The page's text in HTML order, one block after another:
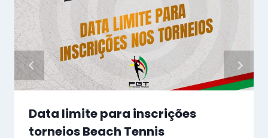
Data limite para inscrições
torneios Beach Tennis